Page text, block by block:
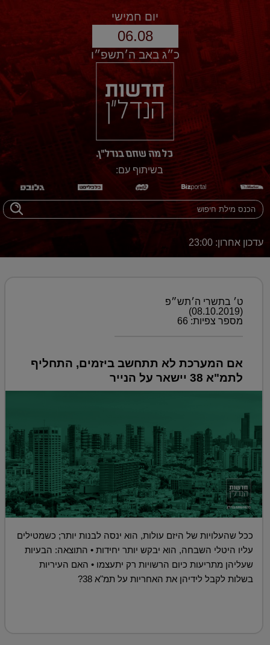
יום חמישי
06.08
כ״ג באב ה׳תשפ״ו
בשיתוף עם:
עדכון אחרון: 23:00
ט׳ בתשרי ה׳תש״פ
(08.10.2019)
מספר צפיות: 66
אם המערכת לא תתחשב ביזמים, התחליף
לתמ"א 38 יישאר על הנייר
ככל שהעלויות של היזם עולות, הוא ינסה לבנות יותר; כשמטילים
עליו היטלי השבחה, הוא יבקש יותר יחידות • התוצאה: הבעיות
שעליהן מתריעות כיום הרשויות רק יתעצמו • האם העיריות
בשלות לקבל לידיהן את האחריות על תמ"א 38?